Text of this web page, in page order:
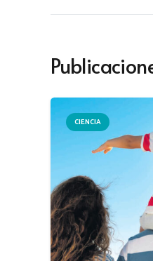
CIENCIA